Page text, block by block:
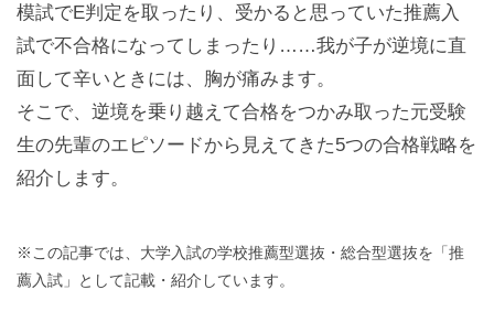
模試でE判定を取ったり、受かると思っていた推薦入
試で不合格になってしまったり……我が子が逆境に直
面して辛いときには、胸が痛みます。
そこで、逆境を乗り越えて合格をつかみ取った元受験
生の先輩のエピソードから見えてきた5つの合格戦略を
紹介します。
※この記事では、大学入試の学校推薦型選抜・総合型選抜を「推
薦入試」として記載・紹介しています。